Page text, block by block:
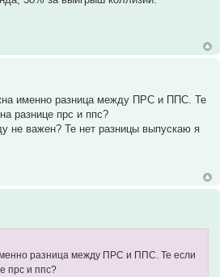
именно разница между ПРС и ППС. Те
разнице прс и ппс?
не важен? Те нет разницы выпускаю я
разница между ПРС и ППС. Те если
прс и ппс?